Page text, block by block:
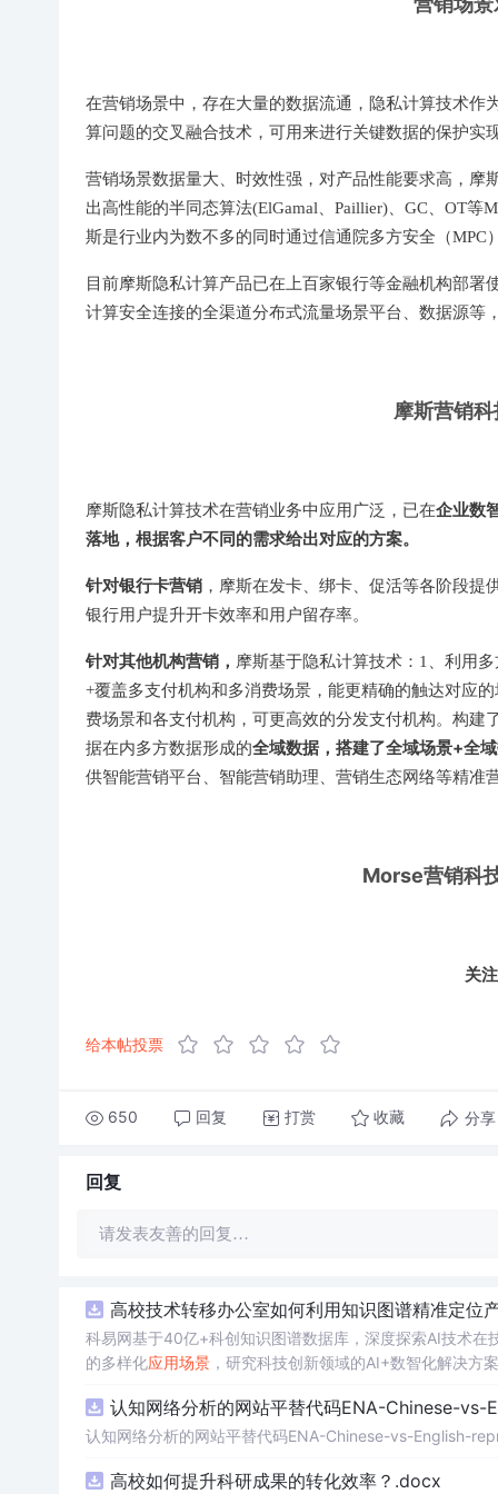
在营销场景中，存在大量的数据流通，隐私计算技术作
算问题的交叉融合技术，可用来进行关键数据的保护实
营销场景数据量大、时效性强，对产品性能要求高，摩
出高性能的半同态算法(ElGamal、Paillier)、GC、OT
斯是行业内为数不多的同时通过信通院多方安全（
目前摩斯隐私计算产品已在上百家银行等金融机构部
计算安全连接的全渠道分布式流量场景平台、数据源等
摩斯营销
摩斯隐私计算技术在营销业务中应用广泛，已在企业数
落地，根据客户不同的需求给出对应的方案。
针对银行卡营销，摩斯在发卡、绑卡、促活等各阶段提
银行用户提升开卡效率和用户留存率。
针对其他机构营销， 摩斯基于隐私计算技术：1、利用
+覆盖多支付机构和多消费场景，能更精确的触达对应
费场景和各支付机构，可更高效的分发支付机构。构建
据在内多方数据形成的全域数据，搭建了全域场景+全
供智能营销平台、智能营销助理、营销生态网络等精准
Morse营销科
关
给本帖投票
650 回复 打赏 收藏 分享
回复
请发表友善的回复…
高校技术转移办公室如何利用知识图谱精准定位
科易网基于40亿+科创知识图谱数据库，深度探索AI技术
的多样化应用场景，研究科技创新领域的AI+数智化解决方
认知网络分析的网站平替代码ENA-Chinese-
认知网络分析的网站平替代码ENA-Chinese-vs-English-
高校如何提升科研成果的转化效率？.docx